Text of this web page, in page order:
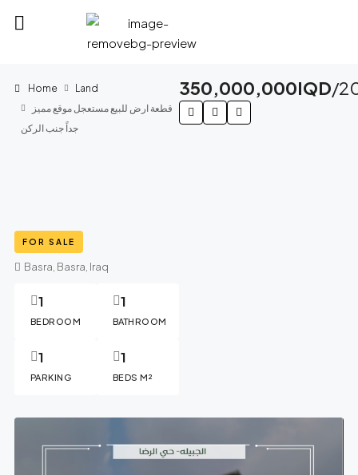
Home
Land
قطعة ارض للبيع مستعجل موقع مميز
جداً جنب الركن
FOR SALE
Basra, Basra, Iraq
BEDROOM
1
BATHROOM
1
PARKING
1
BEDS M²
1
350,000,000IQD/